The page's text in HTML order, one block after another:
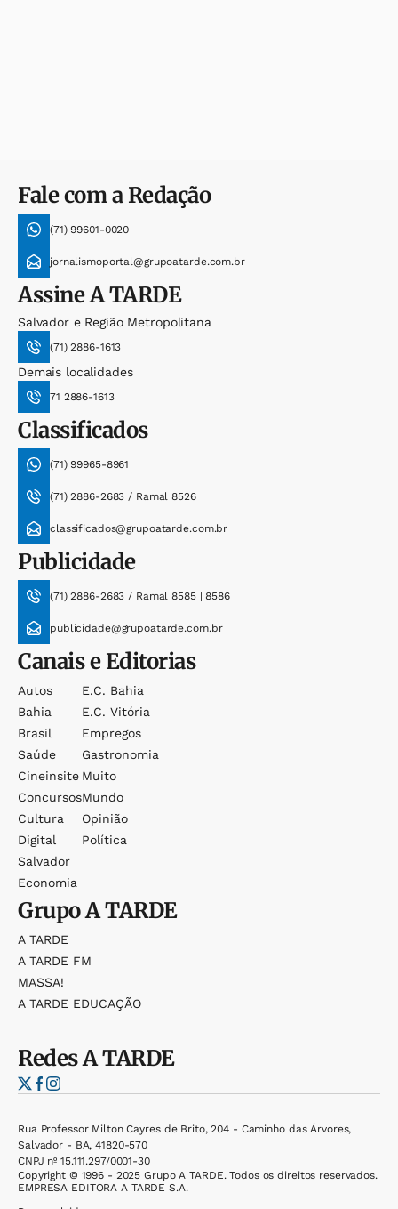
Fale com a Redação
(71) 99601-0020
jornalismoportal@grupoatarde.com.br
AssineA TARDE
Salvador e Região Metropolitana
(71) 2886-1613
Demais localidades
71 2886-1613
Classificados
(71) 99965-8961
(71) 2886-2683 / Ramal 8526
classificados@grupoatarde.com.br
Publicidade
(71) 2886-2683 / Ramal 8585 | 8586
publicidade@grupoatarde.com.br
Canais e Editorias
Autos
Bahia
Brasil
Saúde
Cineinsite
Concursos
Cultura
Digital
Salvador
Economia
E.c. Bahia
E.c. Vitória
Empregos
Gastronomia
Muito
Mundo
Opinião
Política
GrupoA TARDE
A TARDE
A TARDE FM
MASSA!
A TARDE EDUCAÇÃO
RedesA TARDE
Rua Professor Milton Cayres de Brito, 204 - Caminho das Árvores,
Salvador - BA, 41820-570
CNPJ nº 15.111.297/0001-30
Copyright © 1996 - 2025 Grupo A TARDE. Todos os direitos reservados.
EMPRESA EDITORA A TARDE S.A.